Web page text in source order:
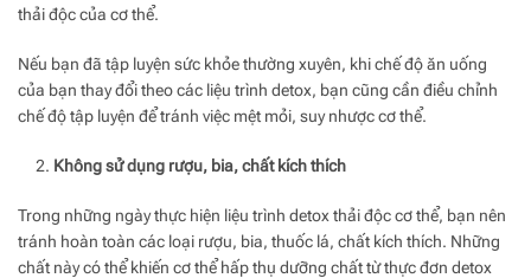
thải độc của cơ thể.
Nếu bạn đã tập luyện sức khỏe thường xuyên, khi chế độ ăn uống
của bạn thay đổi theo các liệu trình detox, bạn cũng cần điều chỉnh
chế độ tập luyện để tránh việc mệt mỏi, suy nhược cơ thể.
Không sử dụng rượu, bia, chất kích thích
Trong những ngày thực hiện liệu trình detox thải độc cơ thể, bạn nên
tránh hoàn toàn các loại rượu, bia, thuốc lá, chất kích thích. Những
chất này có thể khiến cơ thể hấp thụ dưỡng chất từ thực đơn detox